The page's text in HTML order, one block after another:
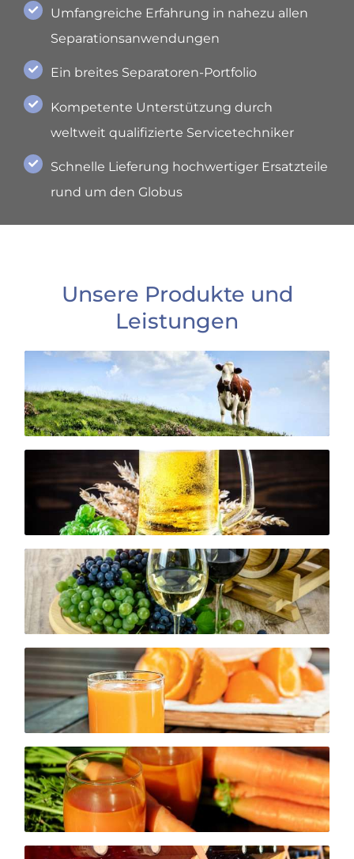
Umfangreiche Erfahrung in nahezu allen
Separationsanwendungen
Ein breites Separatoren-Portfolio
Kompetente Unterstützung durch
weltweit qualifizierte Servicetechniker
Schnelle Lieferung hochwertiger Ersatzteile
rund um den Globus
Unsere Produkte und
Leistungen
Milchseparatoren
Klärseparatoren
Industrie-separatoren
Separierstation
Ersatzteile